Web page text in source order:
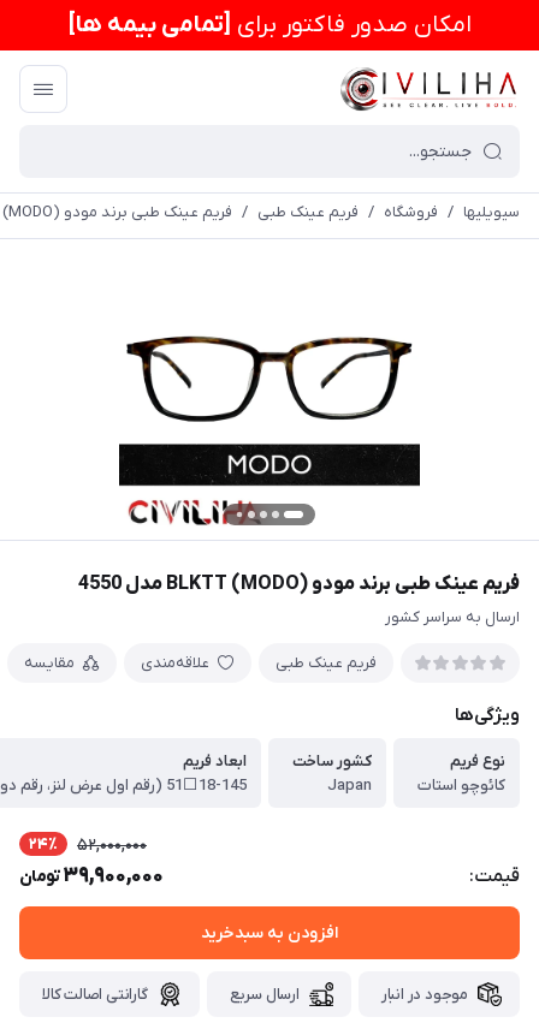
امكان صدور فاکتور برای [تمامی بیمه ها]
سیویلیها / فروشگاه / فریم عینک طبی / فریم عینک طبی برند مودو BLKTT (MODO) مدل 4550
فریم عینک طبی برند مودو BLKTT (MODO) مدل 4550
ارسال به سراسر کشور
فریم عینک طبی علاقه‌مندی مقایسه
ویژگی‌ها
نوع فریم
کائوچو استات
کشور ساخت
Japan
ابعاد فریم
قیمت:
52,000,000 24٪
39,900,000تومان
افزودن به سبدخرید
موجود در انبار ارسال سریع گارانتی اصالت کالا